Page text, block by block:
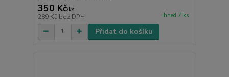
350 Kč/ks
289 Kč bez DPH ihned 7 ks
Přidat do košíku